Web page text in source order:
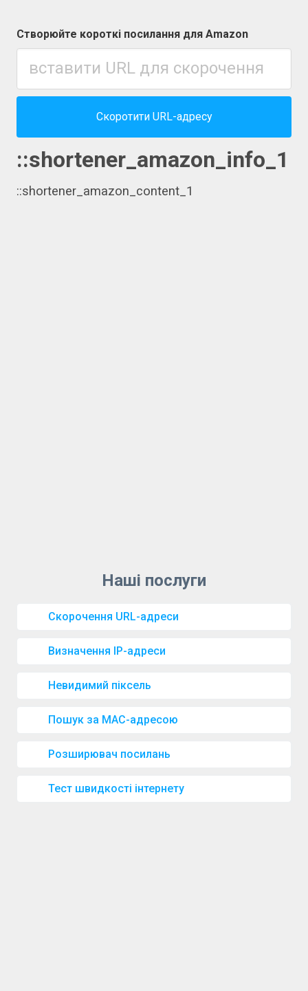
Створюйте короткі посилання для Amazon
Скоротити URL-адресу
::shortener_amazon_info_1
::shortener_amazon_content_1
Скорочення URL-адреси
Визначення IP-адреси
Невидимий піксель
Пошук за MAC-адресою
Розширювач посилань
Тест швидкості інтернету